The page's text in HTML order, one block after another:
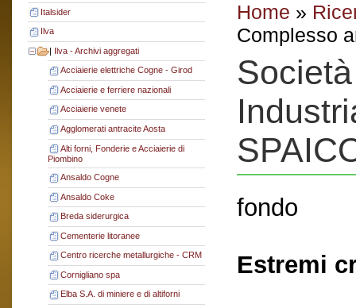
Italsider
Ilva
| Ilva - Archivi aggregati
Acciaierie elettriche Cogne - Girod
Acciaierie e ferriere nazionali
Acciaierie venete
Agglomerati antracite Aosta
Alti forni, Fonderie e Acciaierie di
Piombino
Ansaldo Cogne
Ansaldo Coke
Breda siderurgica
Cementerie litoranee
Centro ricerche metallurgiche - CRM
Cornigliano spa
Elba S.A. di miniere e di altiforni
Home »
Complesso
fondo
Estremi